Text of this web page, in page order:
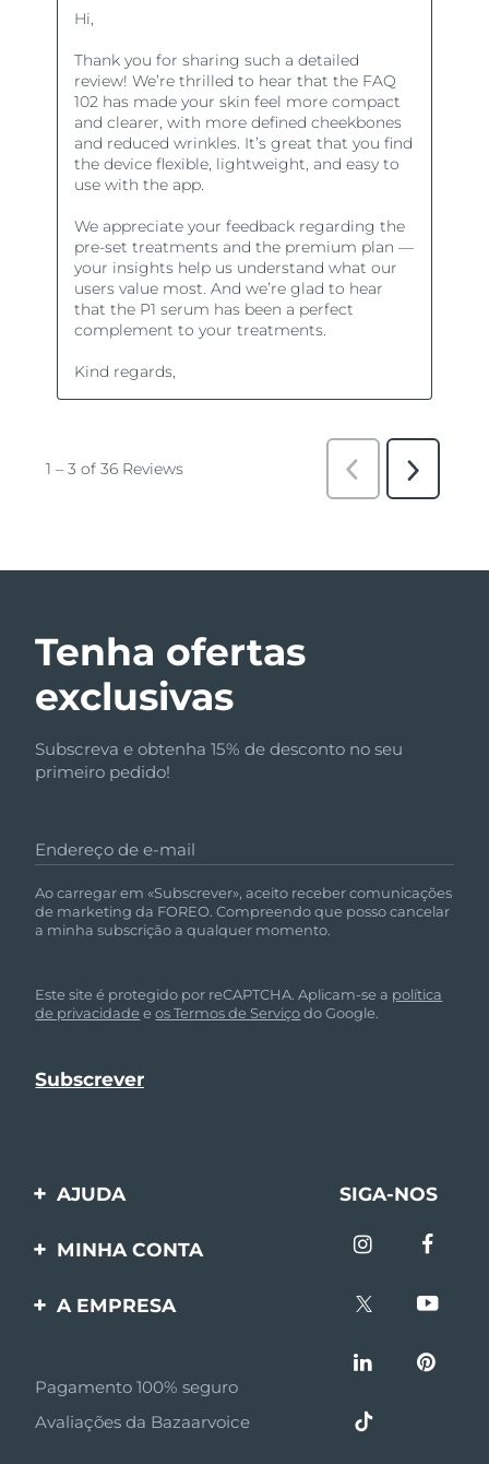
Tenha ofertas
exclusivas
Subscreva e obtenha 15% de desconto no seu
primeiro pedido!
Endereço de e-mail
Ao carregar em «Subscrever», aceito receber comunicações
de marketing da FOREO. Compreendo que posso cancelar
a minha subscrição a qualquer momento.
Este site é protegido por reCAPTCHA. Aplicam-se a política
de privacidade eos Termos de Serviçodo Google.
AJUDA
Entre em contato
SIGA-NOS
MINHA CONTA
Registro de produto
A EMPRESA
Afiliados
Notícias de afiliados
Pagamento 100% seguro
Avaliações da Bazaarvoice